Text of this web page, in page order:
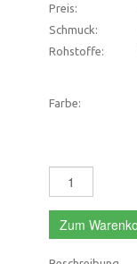
Preis:
Schmuck:
Rohstoffe:
Farbe:
Zum